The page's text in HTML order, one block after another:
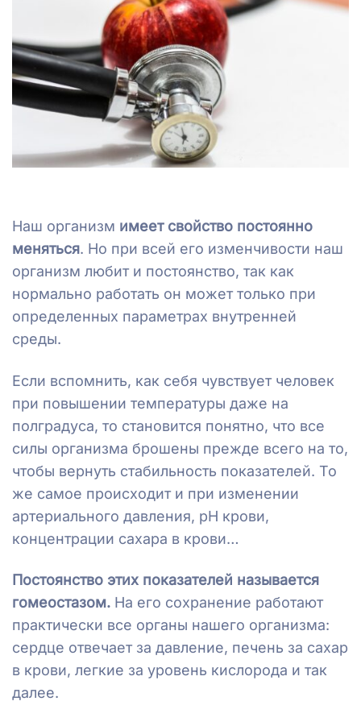
Наш организм имеет свойство постоянно
меняться. Но при всей его изменчивости наш
организм любит и постоянство, так как
нормально работать он может только при
определенных параметрах внутренней
среды.
Если вспомнить, как себя чувствует человек
при повышении температуры даже на
полградуса, то становится понятно, что все
силы организма брошены прежде всего на то,
чтобы вернуть стабильность показателей. То
же самое происходит и при изменении
артериального давления, рН крови,
концентрации сахара в крови…
Постоянство этих показателей называется
гомеостазом. На его сохранение работают
практически все органы нашего организма:
сердце отвечает за давление, печень за сахар
в крови, легкие за уровень кислорода и так
далее.